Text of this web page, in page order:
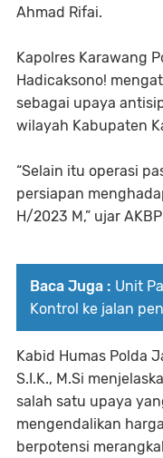
Ahmad Rifai.
Kapolres Karawang
Hadicaksono!
sebagai upaya
wilayah Kabupaten
“Selain itu operasi
persiapan
H/2023 M,” ujar
Baca Juga : Unit
Kontrol ke jalan
Kabid Humas Polda
S.I.K., M.Si
salah satu upaya
mengendalikan
berpotensi